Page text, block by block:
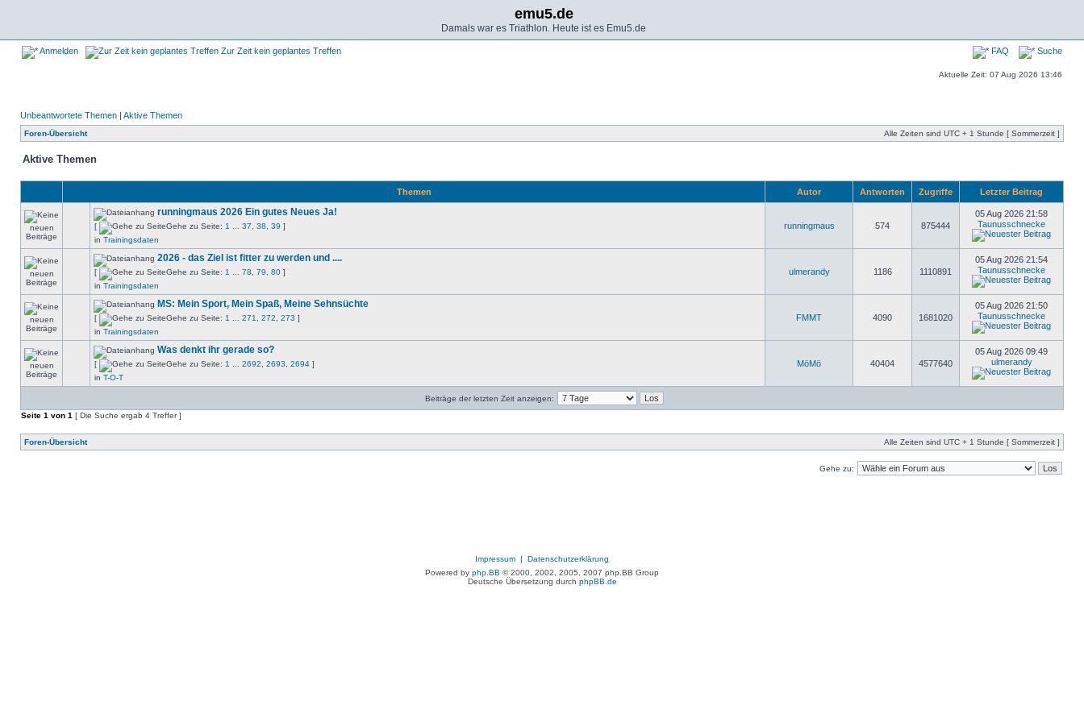
emu5.de
Damals war es Triathlon. Heute ist es Emu5.de
Anmelden Zur Zeit kein geplantes Treffen FAQ Suche
Aktuelle Zeit: 07 Aug 2026 13:46
Unbeantwortete Themen | Aktive Themen
Foren-Übersicht Alle Zeiten sind UTC + 1 Stunde [ Sommerzeit ]
Aktive Themen
Themen Autor Antworten Zugriffe Letzter Beitrag
runningmaus 2026 Ein gutes Neues Ja!
[ Gehe zu Seite: 1 37 38 39 ]
in Trainingsdaten
runningmaus 574 875444
05 Aug 2026 21:58
Taunusschnecke
2026 - das Ziel ist fitter zu werden und ....
[ Gehe zu Seite: 1 78 79 80 ]
in Trainingsdaten
ulmerandy 1186 1110891
05 Aug 2026 21:54
Taunusschnecke
MS: Mein Sport, Mein Spaß, Meine Sehnsüchte
[ Gehe zu Seite: 1 271 272 273 ]
in Trainingsdaten
FMMT 4090 1681020
05 Aug 2026 21:50
Taunusschnecke
Was denkt ihr gerade so?
[ Gehe zu Seite: 1 2692 2693 2694 ]
in T-O-T
MöMö 40404 4577640
05 Aug 2026 09:49
ulmerandy
Beiträge der letzten Zeit anzeigen:
Seite 1 von 1 [ Die Suche ergab 4 Treffer ]
Foren-Übersicht Alle Zeiten sind UTC + 1 Stunde [ Sommerzeit ]
Gehe zu:
Impressum | Datenschutzerklärung
Powered by php.BB © 2000, 2002, 2005, 2007 php.BB Group
Deutsche Übersetzung durch phpBB.de